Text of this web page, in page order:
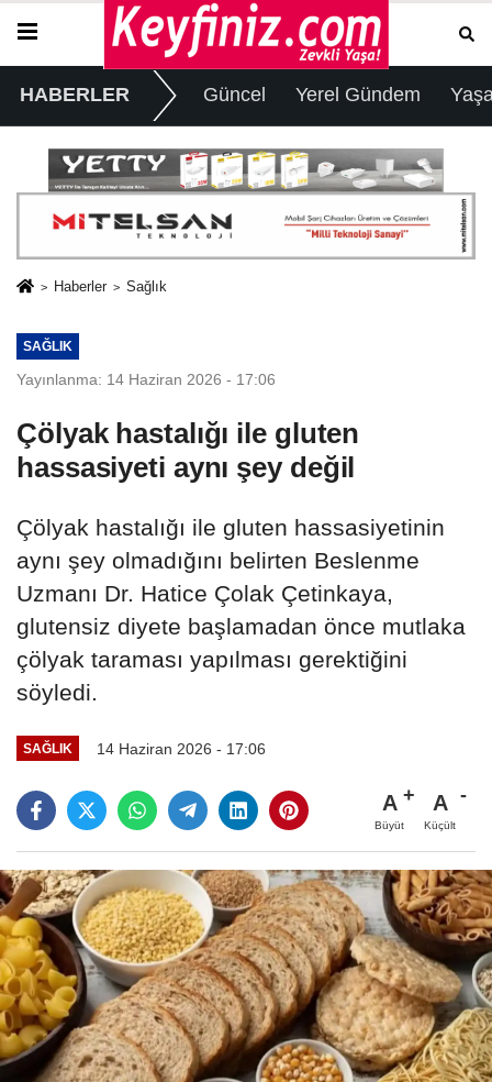
HABERLER Güncel Yerel Gündem
Haberler Sağlık
SAĞLIK
Yayınlanma: 14 Haziran 2026 - 17:06
Çölyak hastalığı ile gluten
hassasiyeti aynı şey değil
Çölyak hastalığı ile gluten hassasiyetinin
aynı şey olmadığını belirten Beslenme
Uzmanı Dr. Hatice Çolak Çetinkaya,
glutensiz diyete başlamadan önce mutlaka
çölyak taraması yapılması gerektiğini
söyledi.
SAĞLIK 14 Haziran 2026 - 17:06
A
Büyüt
A
Küçült